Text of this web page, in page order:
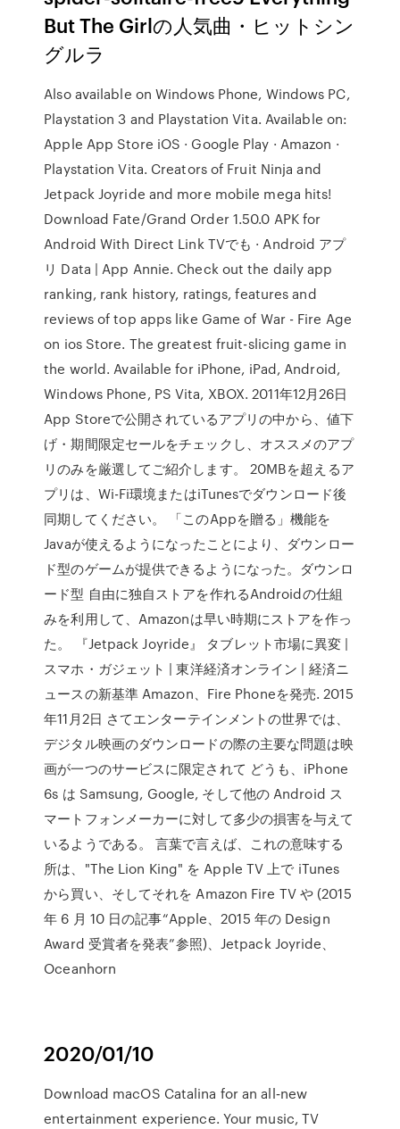
But The Girlの人気曲・ヒットシン
グルラ
Also available on Windows Phone, Windows PC,
Playstation 3 and Playstation Vita. Available on:
Apple App Store iOS · Google Play · Amazon ·
Playstation Vita. Creators of Fruit Ninja and
Jetpack Joyride and more mobile mega hits!
Download Fate/Grand Order 1.50.0 APK for
Android With Direct Link TVでも · Android アプ
リ Data | App Annie. Check out the daily app
ranking, rank history, ratings, features and
reviews of top apps like Game of War - Fire Age
on ios Store. The greatest fruit-slicing game in
the world. Available for iPhone, iPad, Android,
Windows Phone, PS Vita, XBOX. 2011年12月26日
App Storeで公開されているアプリの中から、値下
げ・期間限定セールをチェックし、オススメのアプ
リのみを厳選してご紹介します。 20MBを超えるア
プリは、Wi-Fi環境またはiTunesでダウンロード後
同期してください。 「このAppを贈る」機能を
Javaが使えるようになったことにより、ダウンロー
ド型のゲームが提供できるようになった。ダウンロ
ード型 自由に独自ストアを作れるAndroidの仕組
みを利用して、Amazonは早い時期にストアを作っ
た。 『Jetpack Joyride』 タブレット市場に異変 |
スマホ・ガジェット | 東洋経済オンライン | 経済ニ
ュースの新基準 Amazon、Fire Phoneを発売. 2015
年11月2日 さてエンターテインメントの世界では、
デジタル映画のダウンロードの際の主要な問題は映
画が一つのサービスに限定されて どうも、iPhone
6s は Samsung, Google, そして他の Android ス
マートフォンメーカーに対して多少の損害を与えて
いるようである。 言葉で言えば、これの意味する
所は、"The Lion King" を Apple TV 上で iTunes
から買い、そしてそれを Amazon Fire TV や (2015
年 6 月 10 日の記事“Apple、2015 年の Design
Award 受賞者を発表”参照)、Jetpack Joyride、
Oceanhorn
2020/01/10
Download macOS Catalina for an all‑new
entertainment experience. Your music, TV